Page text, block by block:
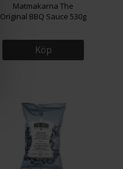
Matmakarna The
Original BBQ Sauce 530g
Köp